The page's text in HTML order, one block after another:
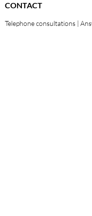
CONTACT
Telephone consultations |